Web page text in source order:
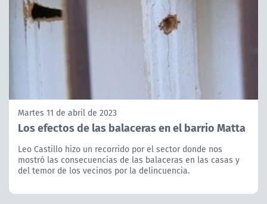
Martes 11 de abril de 2023
Los efectos de las balaceras en el barrio Matta
Leo Castillo hizo un recorrido por el sector donde nos
mostró las consecuencias de las balaceras en las casas y
del temor de los vecinos por la delincuencia.